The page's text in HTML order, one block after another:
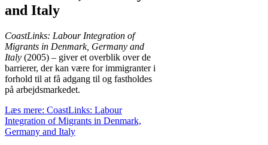
and Italy
CoastLinks: Labour Integration of
Migrants in Denmark, Germany and
Italy (2005) – giver et overblik over de
barrierer, der kan være for immigranter i
forhold til at få adgang til og fastholdes
på arbejdsmarkedet.
Læs mere: CoastLinks: Labour
Integration of Migrants in Denmark,
Germany and Italy